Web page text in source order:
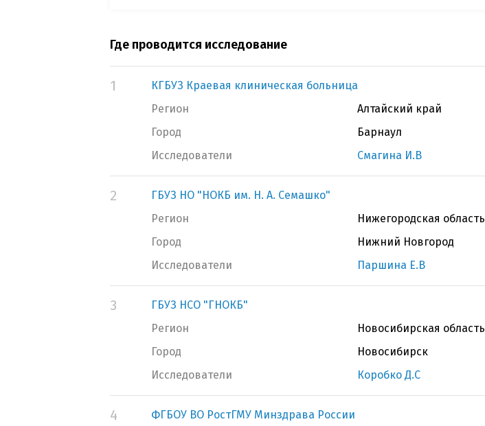
Где проводится исследование
1
КГБУЗ Краевая клиническая больница
Регион
Алтайский край
Город
Барнаул
Исследователи
Смагина И.В
2
ГБУЗ НО "НОКБ им. Н. А. Семашко"
Регион
Нижегородская область
Город
Нижний Новгород
Исследователи
Паршина Е.В
3
ГБУЗ НСО "ГНОКБ"
Регион
Новосибирская область
Город
Новосибирск
Исследователи
Коробко Д.С
4
ФГБОУ ВО РостГМУ Минздрава России